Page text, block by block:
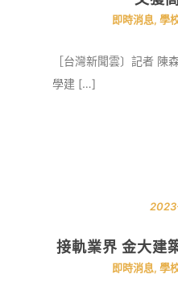
即時消息, 學
［台灣新聞雲〕記者 陳
學建 […]
接軌業界 金大建
即時消息, 學